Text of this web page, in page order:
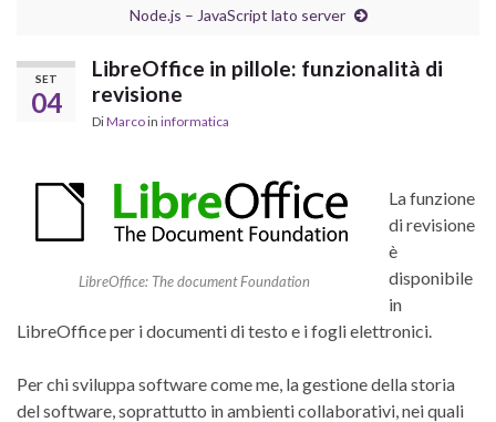
Node.js – JavaScript lato server
SET
04
LibreOffice in pillole: funzionalità di
revisione
DiMarcoin informatica
LibreOffice: The document Foundation
La funzione
di revisione
è
disponibile
in
LibreOffice per i documenti di testo e i fogli elettronici.
Per chi sviluppa software come me, la gestione della storia
del software, soprattutto in ambienti collaborativi, nei quali